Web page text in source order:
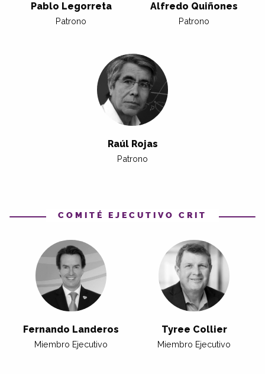
Pablo Legorreta
Patrono
Alfredo Quiñones
Patrono
Raúl Rojas
Patrono
COMITÉ EJECUTIVO CRIT
Fernando Landeros
Miembro Ejecutivo
Tyree Collier
Miembro Ejecutivo